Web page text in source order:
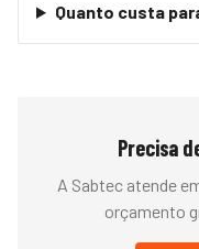
Quanto custa
Precisa
A Sabtec atende
orçamento